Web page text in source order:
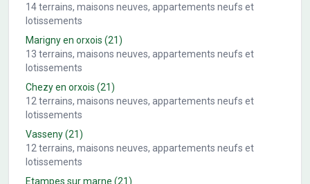
14terrains, maisons neuves, appartements neufs et
lotissements
Marigny en orxois (21)
13 terrains, maisons neuves, appartements neufs et
lotissements
Chezy en orxois (21)
12 terrains, maisons neuves, appartements neufs et
lotissements
Vasseny(21)
12 terrains, maisons neuves, appartements neufs et
lotissements
Etampes sur marne (21)